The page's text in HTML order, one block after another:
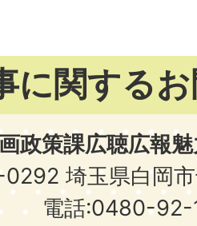
に関する
政策課広聴広報
埼玉県白岡
電話:0480-92-